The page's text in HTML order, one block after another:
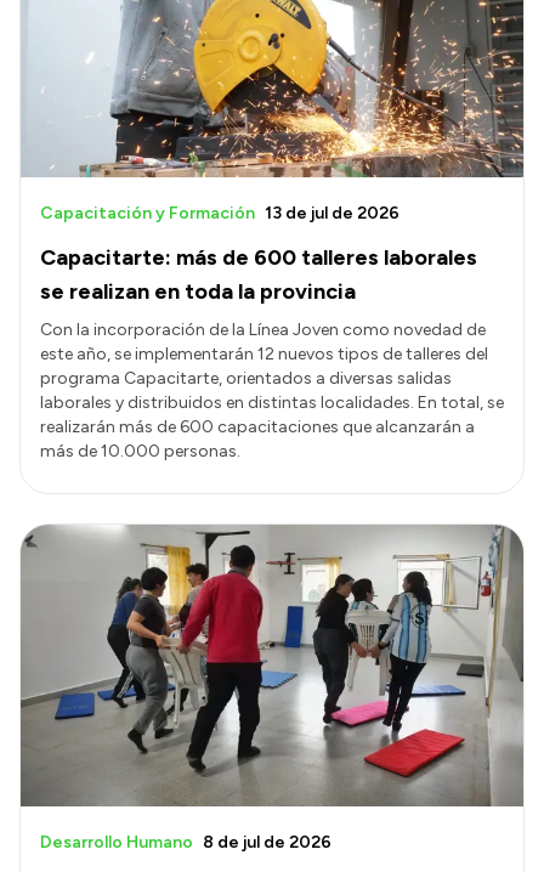
Capacitarte: más de 600 talleres laborales
se realizan en toda la provincia
Capacitación y Formación 13 de jul de 2026
Con la incorporación de la Línea Joven como novedad de
este año, se implementarán 12 nuevos tipos de talleres del
programa Capacitarte, orientados a diversas salidas
laborales y distribuidos en distintas localidades. En total, se
realizarán más de 600 capacitaciones que alcanzarán a
más de 10.000 personas.
Desarrollo Humano 8 de jul de 2026